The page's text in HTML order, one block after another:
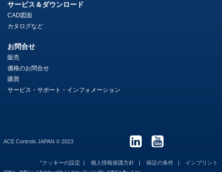
サービス＆ダウンロード
CAD図面
カタログなど
お問合せ
販売
価格のお問合せ
購買
サービス・サポート・インフォメーション
ACE Controls JAPAN © 2023
"クッキーの設定 個人情報保護方針 保証の条件 インプリント